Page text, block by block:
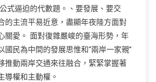
式逼迫的代數題。、要發展、要交
的主流平易近意，盡顯年夜陸方面對
關愛。 面對復雜嚴峻的臺海形勢，年
國民為中間的發展思惟和“兩岸一家親”
推動兩岸交通來往融合，緊緊掌握著
導權和主動權。